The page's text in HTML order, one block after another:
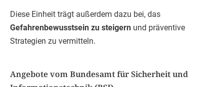
Diese Einheit trägt außerdem dazu bei, das
Gefahrenbewusstsein zu steigern und präventive
Strategien zu vermitteln.
Angebote vom Bundesamt für Sicherheit und